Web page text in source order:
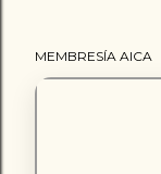
MEMBRESÍA AICA